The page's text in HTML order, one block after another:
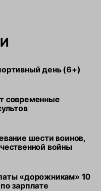
день (6+)
современные
шести воинов,
войны
«дорожникам» 10
зарплате